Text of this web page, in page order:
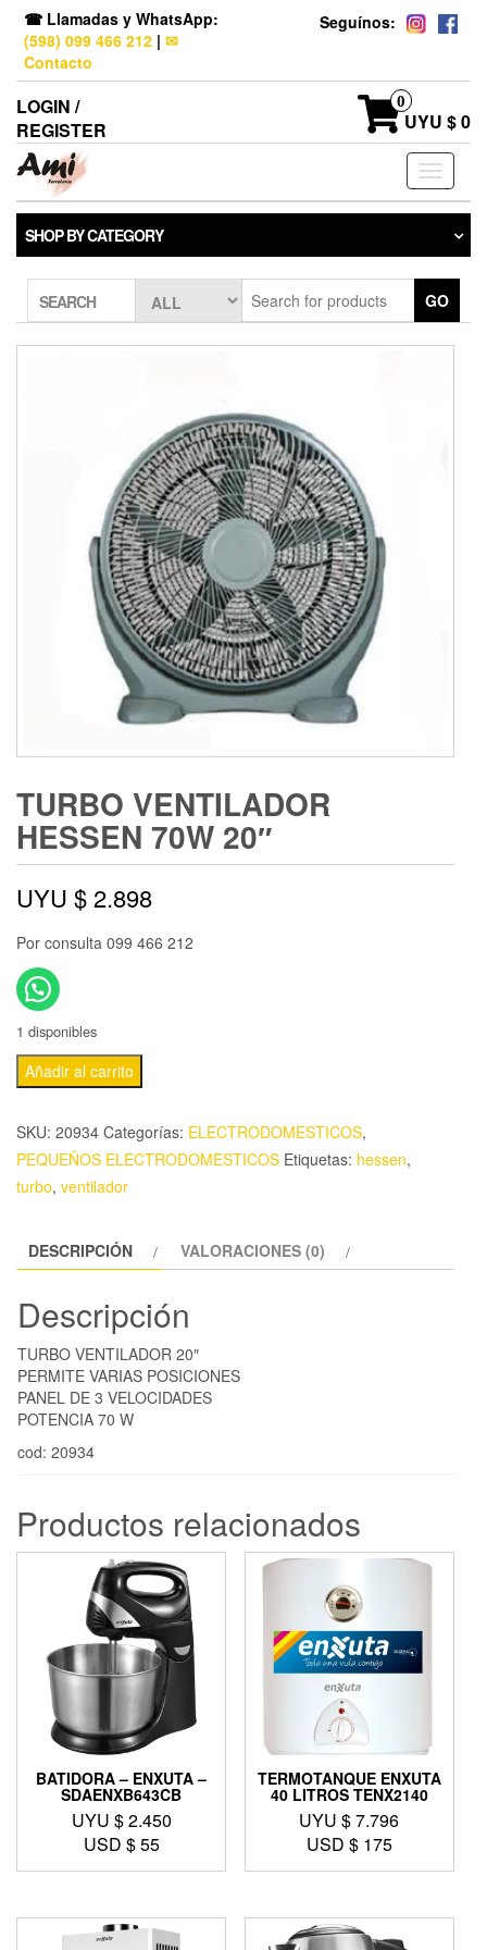
☎ Llamadas y WhatsApp:
(598) 099 466 212 | ✉
Contacto
Seguínos:
LOGIN /
REGISTER
0
UYU $ 0
Toggle
SHOP BY CATEGORY
SEARCH GO
TURBO VENTILADOR
HESSEN 70W 20″
UYU $2.898
Por consulta 099 466 212
1 disponibles
Añadir al carrito
SKU: 20934 Categorías: ELECTRODOMESTICOS,
PEQUEÑOS ELECTRODOMESTICOS Etiquetas: hessen,
turbo, ventilador
DESCRIPCIÓN VALORACIONES (0)
Descripción
TURBO VENTILADOR 20″
PERMITE VARIAS POSICIONES
PANEL DE 3 VELOCIDADES
POTENCIA 70 W
cod: 20934
Productos relacionados
BATIDORA – ENXUTA –
SDAENXB643CB
UYU $2.450
USD $55
TERMOTANQUE ENXUTA
40 LITROS TENX2140
UYU $7.796
USD $ 175